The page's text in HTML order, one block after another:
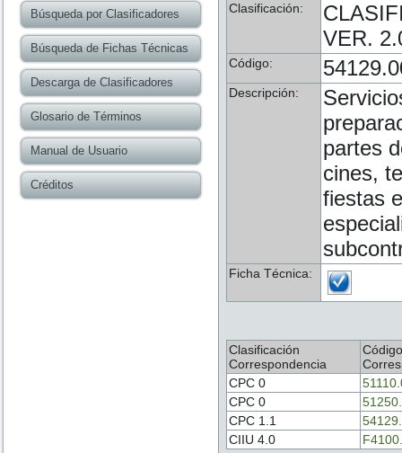
Búsqueda por Clasificadores
Búsqueda de Fichas Técnicas
Descarga de Clasificadores
Glosario de Términos
Manual de Usuario
Créditos
Clasificación:
VER.
Código:
Descripción:
partes
cines,
fiestas
Ficha Técnica:
Clasificación
Correspondencia
Código
CPC 0
CPC 0
CPC 1.1
CIIU 4.0